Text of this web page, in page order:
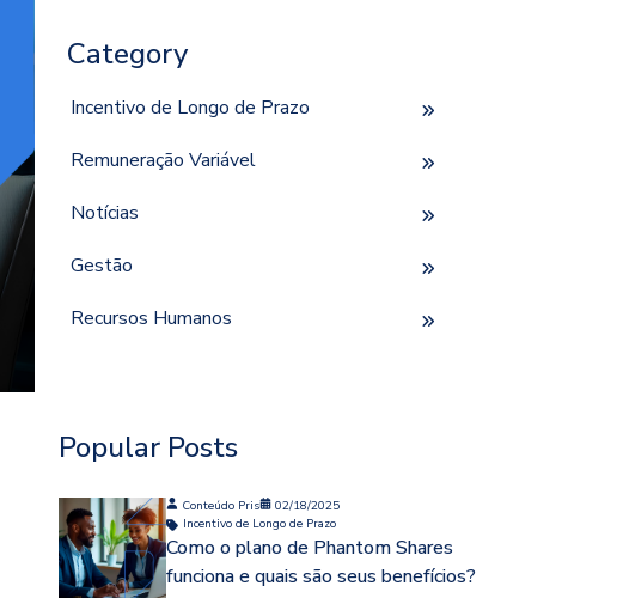
Category
Incentivo de Longo de Prazo
Remuneração Variável
Notícias
Gestão
Recursos Humanos
Popular Posts
Conteúdo Pris
02/18/2025
Incentivo de Longo de Prazo
Como o plano de Phantom Shares
funciona e quais são seus benefícios?